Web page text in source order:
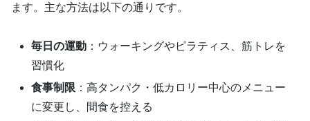
ます。主な方法は以下の通りです。
毎日の運動 ：ウォーキングやピラティス、筋トレを
習慣化
食事制限 ：高タンパク・低カロリー中心のメニュー
に変更し、間食を控える